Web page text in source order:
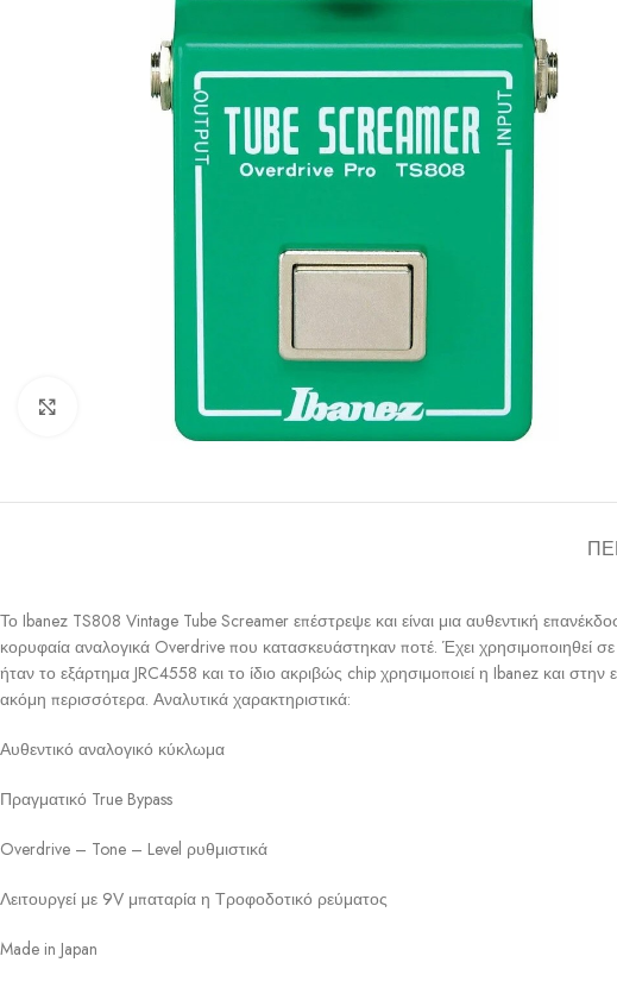
Το Ibanez TS808 Vintage Tube Screamer επέστρεψε και είναι μια αυθεντική
κορυφαία αναλογικά Overdrive που κατασκευάστηκαν ποτέ. Έχει χρησιμοποιηθεί
ήταν το εξάρτημα JRC4558 και το ίδιο ακριβώς chip χρησιμοποιεί η Ibanez και
ακόμη περισσότερα. Αναλυτικά χαρακτηριστικά:
Αυθεντικό αναλογικό κύκλωμα
Πραγματικό True Bypass
Overdrive – Tone – Level ρυθμιστικά
Λειτουργεί με 9V μπαταρία η Τροφοδοτικό ρεύματος
Made in Japan